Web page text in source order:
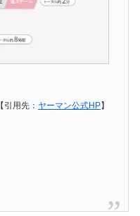
【引用先： ヤーマン公式HP】